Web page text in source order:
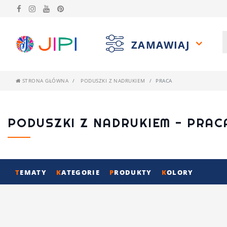
ZAMAWIAJ
STRONA GŁÓWNA PODUSZKI Z NADRUKIEM PRACA
PODUSZKI Z NADRUKIEM -
TEMATY KATEGORIE PRODUKTY KOLORY